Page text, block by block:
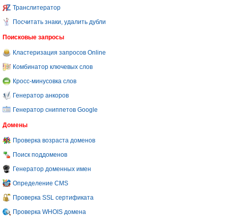
Транслитератор
Посчитать знаки, удалить дубли
Поисковые запросы
Кластеризация запросов Online
Комбинатор ключевых слов
Кросс-минусовка слов
Генератор анкоров
Генератор сниппетов Google
Домены
Проверка возраста доменов
Поиск поддоменов
Генератор доменных имен
Определение CMS
Проверка SSL сертификата
Проверка WHOIS домена